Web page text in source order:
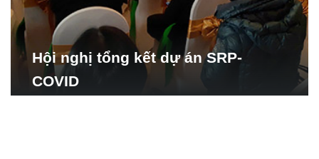
Hội nghị tổng kết dự án SRP-
COVID